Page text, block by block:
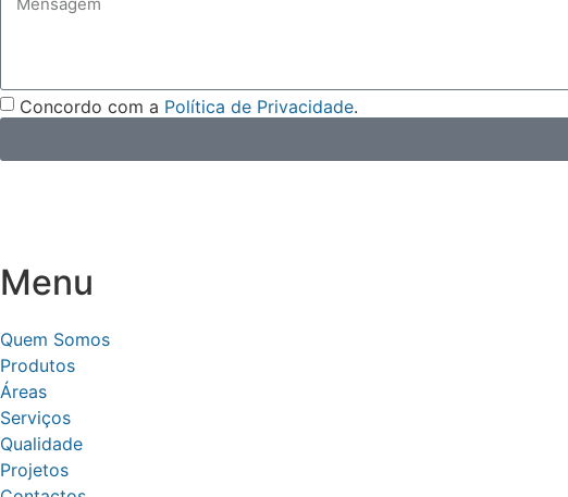
Concordo com a Política de Privacidade.
Menu
Quem Somos
Produtos
Áreas
Serviços
Qualidade
Projetos